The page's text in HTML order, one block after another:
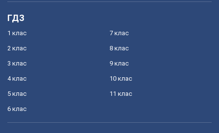
ГДЗ
1 клас
2 клас
3 клас
4 клас
5 клас
6 клас
7 клас
8 клас
9 клас
10 клас
11 клас